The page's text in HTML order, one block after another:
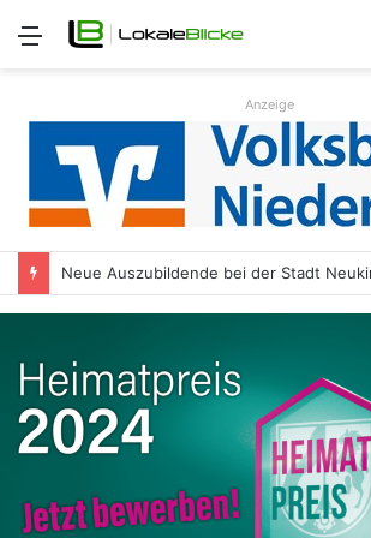
Menü
Anzeige
Neue Auszubildende bei der Stadt